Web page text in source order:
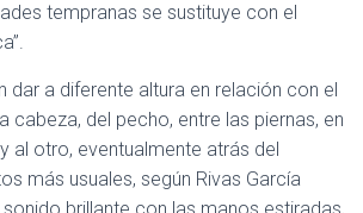
tempranas se sustituye con el
dar a diferente altura en relación con el
cabeza, del pecho, entre las piernas, en
al otro, eventualmente atrás del
más usuales, según Rivas García